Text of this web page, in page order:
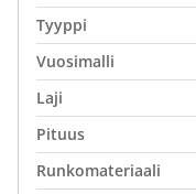
Tyyppi
Vuosimalli
Laji
Pituus
Runkomateriaali